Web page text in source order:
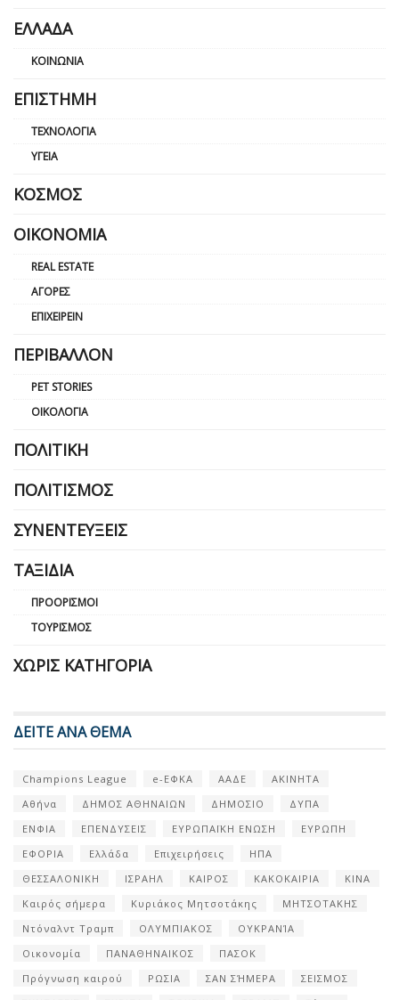
ΕΛΛΆΔΑ
ΚΟΙΝΩΝΊΑ
ΕΠΙΣΤΉΜΗ
ΤΕΧΝΟΛΟΓΊΑ
ΥΓΕΊΑ
ΚΌΣΜΟΣ
ΟΙΚΟΝΟΜΊΑ
REAL ESTATE
ΑΓΟΡΈΣ
ΕΠΙΧΕΙΡΕΊΝ
ΠΕΡΙΒΆΛΛΟΝ
PET STORIES
ΟΙΚΟΛΟΓΊΑ
ΠΟΛΙΤΙΚΉ
ΠΟΛΙΤΙΣΜΌΣ
ΣΥΝΕΝΤΕΎΞΕΙΣ
ΤΑΞΊΔΙΑ
ΠΡΟΟΡΙΣΜΟΊ
ΤΟΥΡΙΣΜΌΣ
ΧΩΡΊΣ ΚΑΤΗΓΟΡΊΑ
ΔΕΙΤΕ ΑΝΑ ΘΕΜΑ
Champions League e-ΕΦΚΑ ΑΑΔΕ
ΑΚΙΝΗΤΑ
Αθήνα
ΔΗΜΟΣ ΑΘΗΝΑΙΩΝ ΔΗΜΟΣΙΟ
ΔΥΠΑ
ΕΝΦΙΑ
ΕΠΕΝΔΥΣΕΙΣ ΕΥΡΩΠΑΪΚΗ ΕΝΩΣΗ
ΕΥΡΩΠΗ
ΕΦΟΡΙΑ
Ελλάδα Επιχειρήσεις
ΗΠΑ
ΘΕΣΣΑΛΟΝΙΚΗ
ΙΣΡΑΗΛ ΚΑΙΡΟΣ ΚΑΚΟΚΑΙΡΙΑ
ΚΙΝΑ
Καιρός σήμερα
Κυριάκος Μητσοτάκης
ΜΗΤΣΟΤΑΚΗΣ
Ντόναλντ Τραμπ
ΟΛΥΜΠΙΑΚΟΣ
ΟΥΚΡΑΝΊΑ
Οικονομία
ΠΑΝΑΘΗΝΑΙΚΟΣ
ΠΑΣΟΚ
Πρόγνωση καιρού
ΡΩΣΙΑ ΣΑΝ ΣΉΜΕΡΑ
ΣΕΙΣΜΟΣ